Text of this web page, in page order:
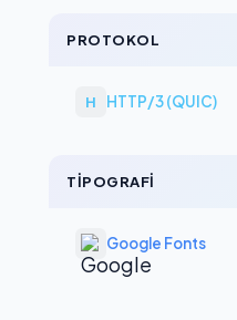
PROTOKOL
H HTTP/3 (QUIC)
TIPOGRAFI
Google Fonts